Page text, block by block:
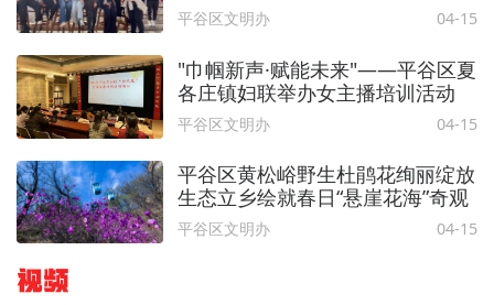
平谷区文明办 04-15
"巾帼新声·赋能未来"——平谷区夏
各庄镇妇联举办女主播培训活动
平谷区文明办 04-15
平谷区黄松峪野生杜鹃花绚丽绽放
生态立乡绘就春日“悬崖花海”奇观
平谷区文明办 04-15
视频